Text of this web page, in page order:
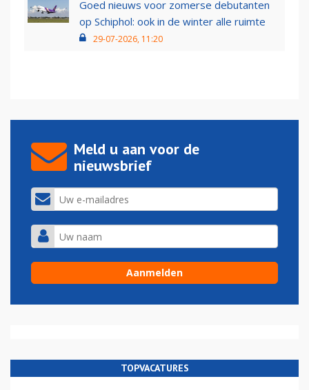
Goed nieuws voor zomerse debutanten
op Schiphol: ook in de winter alle ruimte
29-07-2026, 11:20
Meld u aan voor de
nieuwsbrief
TOPVACATURES